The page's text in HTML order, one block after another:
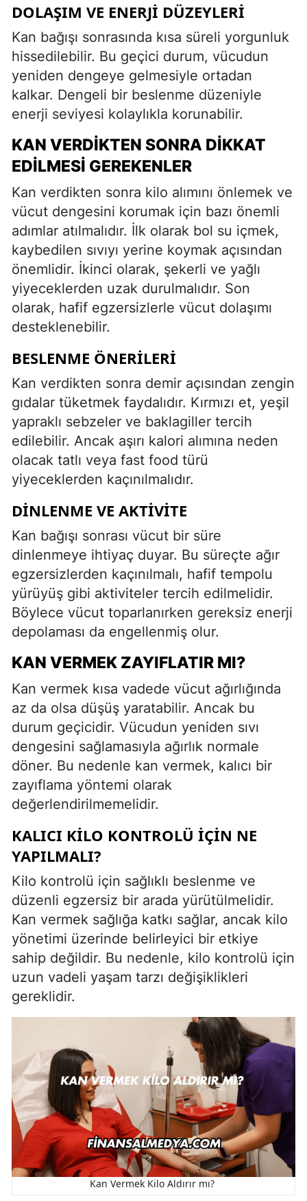
DOLAŞIM VE ENERJI DÜZEYLERI
Kan bağışı sonrasında kısa süreli yorgunluk
hissedilebilir. Bu geçici durum, vücudun
yeniden dengeye gelmesiyle ortadan
kalkar. Dengeli bir beslenme düzeniyle
enerji seviyesi kolaylıkla korunabilir.
KAN VERDIKTEN SONRA DIKKAT
EDILMESI GEREKENLER
Kan verdikten sonra kilo alımını önlemek ve
vücut dengesini korumak için bazı önemli
adımlar atılmalıdır. İlk olarak bol su içmek,
kaybedilen sıvıyı yerine koymak açısından
önemlidir. İkinci olarak, şekerli ve yağlı
yiyeceklerden uzak durulmalıdır. Son
olarak, hafif egzersizlerle vücut dolaşımı
desteklenebilir.
BESLENME ÖNERILERI
Kan verdikten sonra demir açısından zengin
gıdalar tüketmek faydalıdır. Kırmızı et, yeşil
yapraklı sebzeler ve baklagiller tercih
edilebilir. Ancak aşırı kalori alımına neden
olacak tatlı veya fast food türü
yiyeceklerden kaçınılmalıdır.
DINLENME VE AKTIVITE
Kan bağışı sonrası vücut bir süre
dinlenmeye ihtiyaç duyar. Bu süreçte ağır
egzersizlerden kaçınılmalı, hafif tempolu
yürüyüş gibi aktiviteler tercih edilmelidir.
Böylece vücut toparlanırken gereksiz enerji
depolaması da engellenmiş olur.
KAN VERMEK ZAYIFLATIR MI?
Kan vermek kısa vadede vücut ağırlığında
az da olsa düşüş yaratabilir. Ancak bu
durum geçicidir. Vücudun yeniden sıvı
dengesini sağlamasıyla ağırlık normale
döner. Bu nedenle kan vermek, kalıcı bir
zayıflama yöntemi olarak
değerlendirilmemelidir.
KALICI KILO KONTROLÜ İÇIN NE
YAPILMALI?
Kilo kontrolü için sağlıklı beslenme ve
düzenli egzersiz bir arada yürütülmelidir.
Kan vermek sağlığa katkı sağlar, ancak kilo
yönetimi üzerinde belirleyici bir etkiye
sahip değildir. Bu nedenle, kilo kontrolü için
uzun vadeli yaşam tarzı değişiklikleri
gereklidir.
Kan Vermek Kilo Aldırır mı?